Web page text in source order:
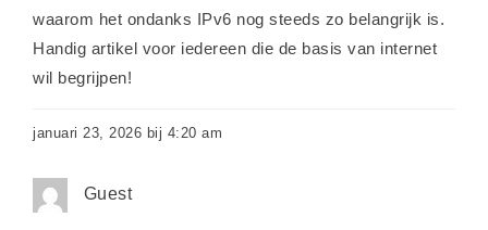
waarom het ondanks IPv6 nog steeds zo belangrijk is.
Handig artikel voor iedereen die de basis van internet
wil begrijpen!
januari 23, 2026 bij 4:20 am
Guest